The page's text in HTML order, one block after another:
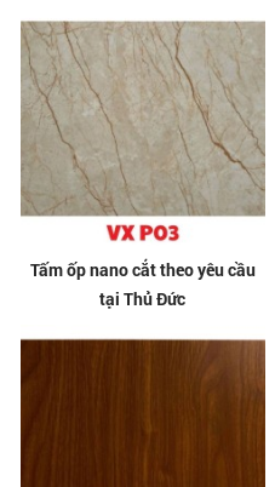
Tấm ốp nano cắt theo yêu cầu
tại Thủ Đức